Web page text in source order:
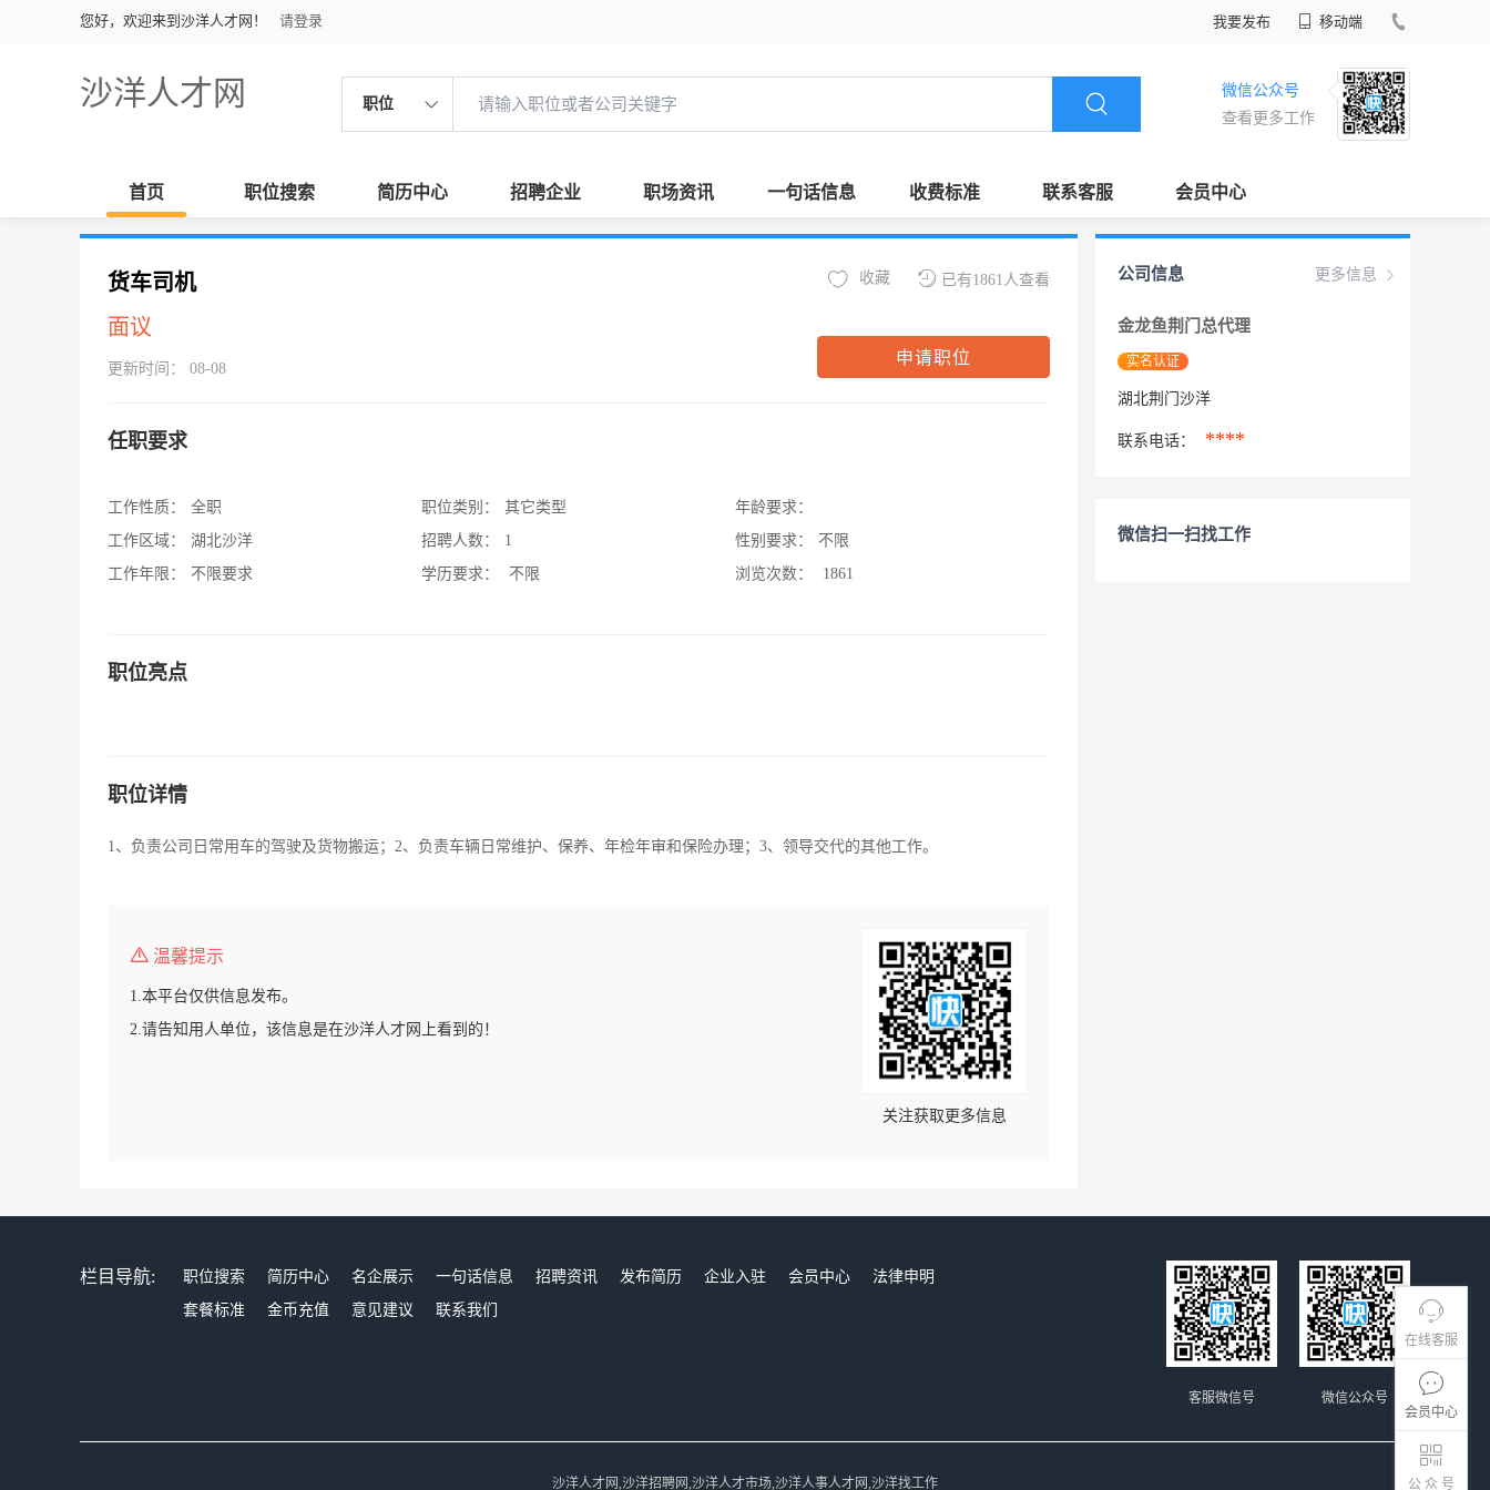
您好，欢迎来到沙洋人才网！ 请登录 我要发布 移动端
沙洋人才网 职位
微信公众号
查看更多工作
首页 职位搜索 简历中心 招聘企业 职场资讯 一句话信息 收费标准 联系客服 会员中心
在线客服
会员中心
公 众 号
货车司机
面议
更新时间： 08-08
已有1861人查看
收藏
申请职位
任职要求
工作性质：
全职
工作区域：
湖北沙洋
工作年限：
不限要求
职位类别：
其它类型
招聘人数：
1
学历要求：
不限
年龄要求：
性别要求：
不限
浏览次数：
1861
职位亮点
职位详情
1、负责公司日常用车的驾驶及货物搬运；2、负责车辆日常维护、保养、年检年审和保险办理；3、领导交代的其他工作。
温馨提示
1.本平台仅供信息发布。
2.请告知用人单位，该信息是在沙洋人才网上看到的！
关注获取更多信息
更多信息
公司信息
金龙鱼荆门总代理
实名认证
湖北荆门沙洋
联系电话： ****
微信扫一扫找工作
栏目导航: 职位搜索 简历中心 名企展示 一句话信息 招聘资讯 发布简历 企业入驻 会员中心
法律申明
套餐标准
金币充值 意见建议 联系我们
微信公众号
客服微信号
沙洋人才网,沙洋招聘网,沙洋人才市场,沙洋人事人才网,沙洋找工作